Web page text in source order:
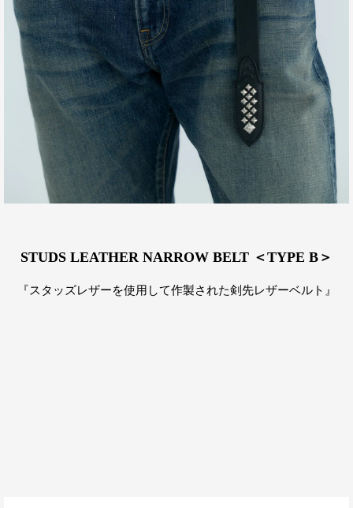
STUDS LEATHER NARROW BELT ＜TYPE B＞
『スタッズレザーを使用して作製された剣先レザーベルト』